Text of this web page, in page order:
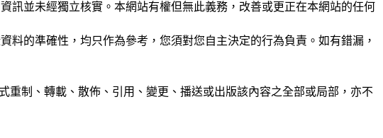
訊並未經獨立核實。本網站有權但無此義務，改善或更正在本網站的任何
料的準確性，均只作為參考，您須對您自主決定的行為負責。如有錯漏，
重制、轉載、散佈、引用、變更、播送或出版該內容之全部或局部，亦不